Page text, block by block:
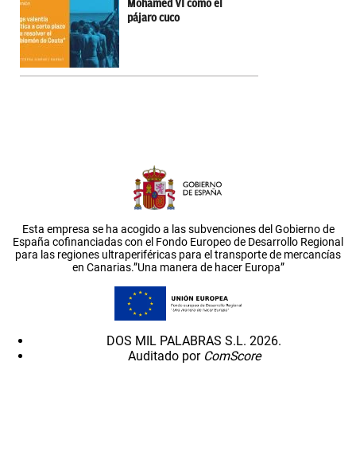
Mohamed VI como el
pájaro cuco
Esta empresa se ha acogido a las subvenciones del Gobierno de
España cofinanciadas con el Fondo Europeo de Desarrollo Regional
para las regiones ultraperiféricas para el transporte de mercancías
en Canarias.”Una manera de hacer Europa”
DOS MIL PALABRAS S.L. 2026.
Auditado por ComScore